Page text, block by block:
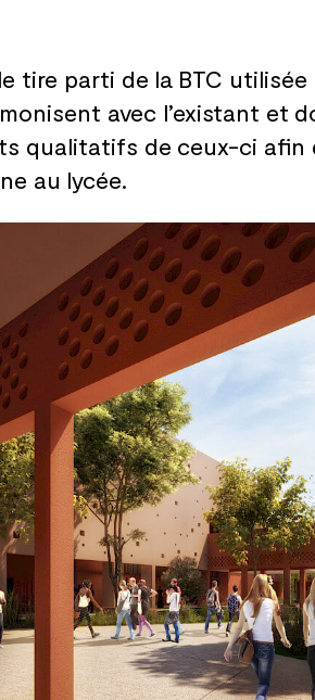
tire parti de la BTC
avec l’existant et
qualitatifs de ceux-ci afin
au lycée.